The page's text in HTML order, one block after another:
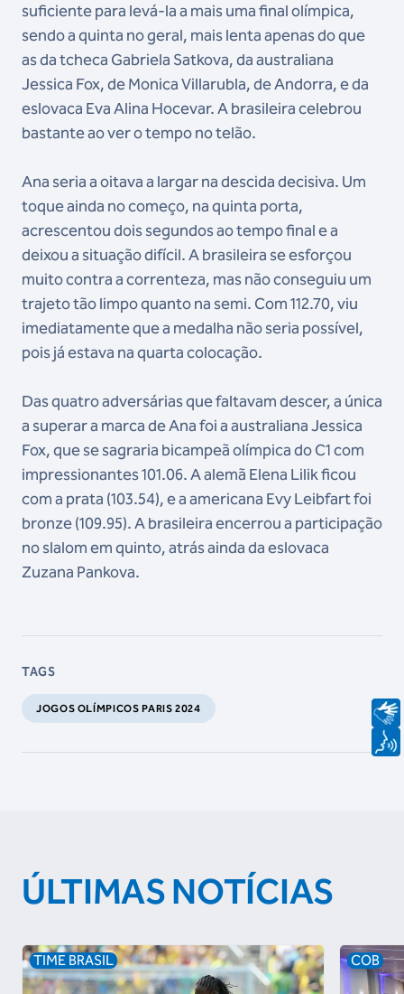
suficiente para levá-la a mais uma final olímpica,
sendo a quinta no geral, mais lenta apenas do que
as da tcheca Gabriela Satkova, da australiana
Jessica Fox, de Monica Villarubla, de Andorra, e da
eslovaca Eva Alina Hocevar. A brasileira celebrou
bastante ao ver o tempo no telão.
Ana seria a oitava a largar na descida decisiva. Um
toque ainda no começo, na quinta porta,
acrescentou dois segundos ao tempo final e a
deixou a situação difícil. A brasileira se esforçou
muito contra a correnteza, mas não conseguiu um
trajeto tão limpo quanto na semi. Com 112.70, viu
imediatamente que a medalha não seria possível,
pois já estava na quarta colocação.
Das quatro adversárias que faltavam descer, a única
a superar a marca de Ana foi a australiana Jessica
Fox, que se sagraria bicampeã olímpica do C1 com
impressionantes 101.06. A alemã Elena Lilik ficou
com a prata (103.54), e a americana Evy Leibfart foi
bronze (109.95). A brasileira encerrou a participação
no slalom em quinto, atrás ainda da eslovaca
Zuzana Pankova.
TAGS
JOGOS OLÍMPICOS PARIS 2024
ÚLTIMAS NOTÍCIAS
TIME BRASIL COB